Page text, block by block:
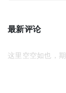
最新评论
这里空空如也，